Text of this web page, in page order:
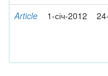
Article 1-січ-2012